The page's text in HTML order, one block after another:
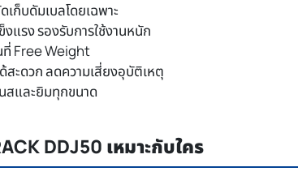
ก็บดัมเบลโดยเฉพาะ
งแรง รองรับการใช้งานหนัก
ที่ Free Weight
สะดวก ลดความเสี่ยงอุบัติเหตุ
สและยิมทุกขนาด
DDJ50 เหมาะกับใคร